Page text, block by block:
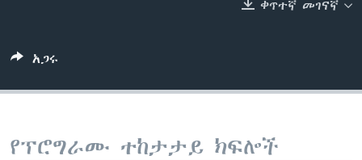
ቋንቋዎች
ቀጥተኛ መገናኛ
አጋሩ
የፕሮግራሙ ተከታታይ ክፍሎች